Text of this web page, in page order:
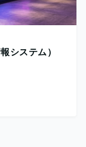
システム）